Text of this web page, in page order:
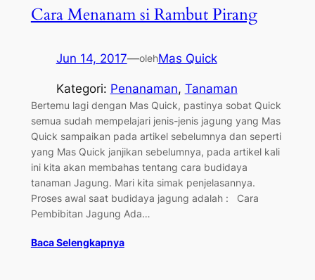
Cara Menanam si Rambut Pirang
Jun 14, 2017—olehMas Quick
Kategori: Penanaman, Tanaman
Bertemu lagi dengan Mas Quick, pastinya sobat Quick
semua sudah mempelajari jenis-jenis jagung yang Mas
Quick sampaikan pada artikel sebelumnya dan seperti
yang Mas Quick janjikan sebelumnya, pada artikel kali
ini kita akan membahas tentang cara budidaya
tanaman Jagung. Mari kita simak penjelasannya.
Proses awal saat budidaya jagung adalah : Cara
Pembibitan Jagung Ada…
Baca Selengkapnya